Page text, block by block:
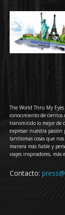
The World Thru My
conocimiento de cientos
transmitido lo mejor de
expresar nuestra pasión
tantísimas cosas que
manera más fiable y
viajes inspiradores, más
Contacto: